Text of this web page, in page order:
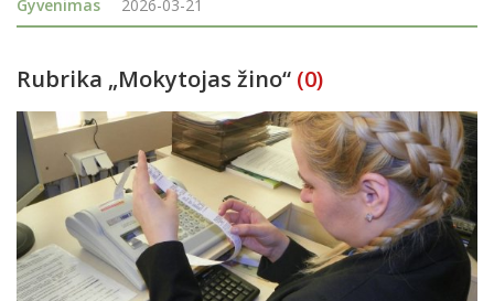
kur kas daugiau – tai žmonės, kuri
Gyvenimas 2026-03-21
Rubrika „Mokytojas žino“ (0)